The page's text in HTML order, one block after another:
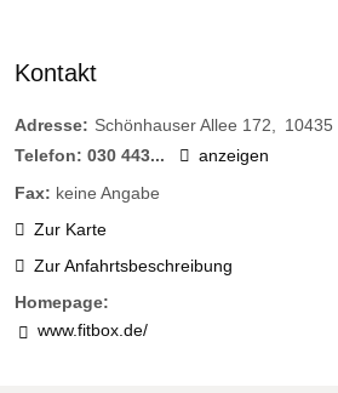
Kontakt
Adresse: Schönhauser Allee 172 10435
Telefon: 030 443...
anzeigen
Fax: keine Angabe
Zur Karte
Zur Anfahrtsbeschreibung
Homepage:
www.fitbox.de/